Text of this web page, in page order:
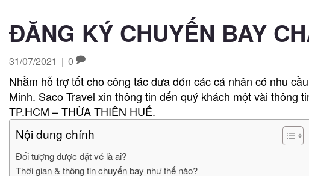
ĐĂNG KÝ CHUYẾN BAY
31/07/2021 | 0
Nhằm hỗ trợ tốt cho công tác đưa đón các cá nhân có nhu
Minh. Saco Travel xin thông tin đến quý khách một vài thông
TP.HCM – THỪA THIÊN HUẾ.
Nội dung chính
Đối tượng được đặt vé là ai?
Thời gian & thông tin chuyến bay như thế nào?